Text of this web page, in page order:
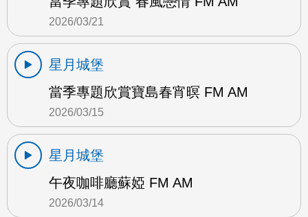
2026/03/21
星月城堡
當季專題欣賞寶島春宵暝 FM AM
2026/03/15
星月城堡
午夜咖啡廳蘇婭 FM AM
2026/03/14